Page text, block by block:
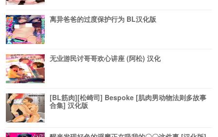
离异爸爸的过度保护行为 BL汉化版
无业游民讨哥哥欢心讲座 (阿松) 汉化
[BL筋肉][松崎司] Bespoke [肌肉男动物法则多故事
合集] 汉化版